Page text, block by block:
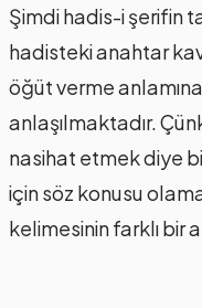
Şimdi hadis-i şerifin
hadisteki anahtar
öğüt verme
anlaşılmaktadır.
nasihat etmek diye
için söz konusu
kelimesinin farklı bir